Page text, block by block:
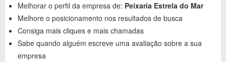
Melhorar o perfil da empresa de: Peixaria Estrela do Mar
Melhore o posicionamento nos resultados de busca
Consiga mais cliques e mais chamadas
Sabe quando alguém escreve uma avaliação sobre a sua
empresa